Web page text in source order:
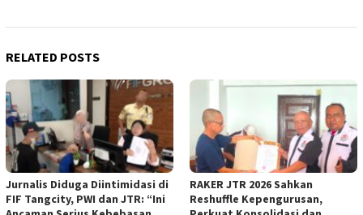
RELATED POSTS
Jurnalis Diduga Diintimidasi di
FIF Tangcity, PWI dan JTR: “Ini
RAKER JTR 2026 Sahkan
Reshuffle Kepengurusan,